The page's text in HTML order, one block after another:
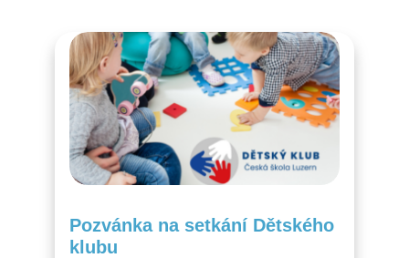
Pozvánka na setkání Dětského
klubu